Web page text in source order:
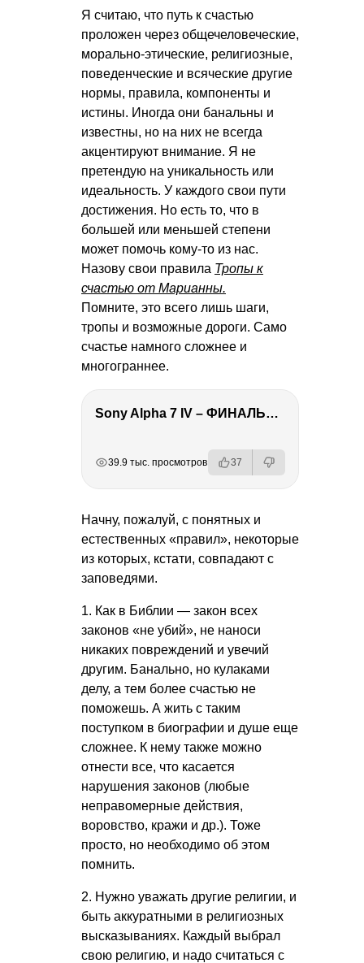
Я считаю, что путь к счастью
проложен через общечеловеческие,
морально-этические, религиозные,
поведенческие и всяческие другие
нормы, правила, компоненты и
истины. Иногда они банальны и
известны, но на них не всегда
акцентируют внимание. Я не
претендую на уникальность или
идеальность. У каждого свои пути
достижения. Но есть то, что в
большей или меньшей степени
может помочь кому-то из нас.
Назову свои правила Тропы к
счастью от Марианны.
Помните, это всего лишь шаги,
тропы и возможные дороги. Само
счастье намного сложнее и
многограннее.
Sony Alpha 7 IV – ФИНАЛЬНЫЙ ОБЗОР
39.9 тыс. просмотров 37
Начну, пожалуй, с понятных и
естественных «правил», некоторые
из которых, кстати, совпадают с
заповедями.
1. Как в Библии — закон всех
законов «не убий», не наноси
никаких повреждений и увечий
другим. Банально, но кулаками
делу, а тем более счастью не
поможешь. А жить с таким
поступком в биографии и душе еще
сложнее. К нему также можно
отнести все, что касается
нарушения законов (любые
неправомерные действия,
воровство, кражи и др.). Тоже
просто, но необходимо об этом
помнить.
2. Нужно уважать другие религии, и
быть аккуратными в религиозных
высказываниях. Каждый выбрал
свою религию, и надо считаться с